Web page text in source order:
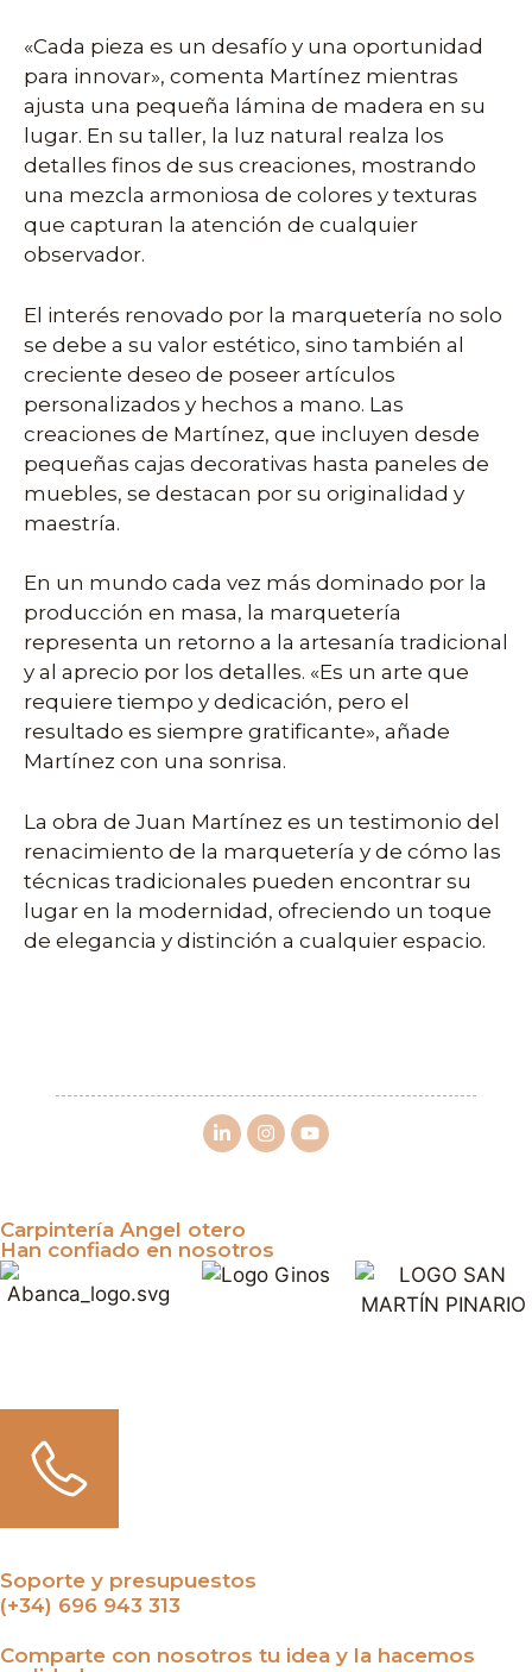
«Cada pieza es un desafío y una oportunidad
para innovar», comenta Martínez mientras
ajusta una pequeña lámina de madera en su
lugar. En su taller, la luz natural realza los
detalles finos de sus creaciones, mostrando
una mezcla armoniosa de colores y texturas
que capturan la atención de cualquier
observador.
El interés renovado por la marquetería no solo
se debe a su valor estético, sino también al
creciente deseo de poseer artículos
personalizados y hechos a mano. Las
creaciones de Martínez, que incluyen desde
pequeñas cajas decorativas hasta paneles de
muebles, se destacan por su originalidad y
maestría.
En un mundo cada vez más dominado por la
producción en masa, la marquetería
representa un retorno a la artesanía tradicional
y al aprecio por los detalles. «Es un arte que
requiere tiempo y dedicación, pero el
resultado es siempre gratificante», añade
Martínez con una sonrisa.
La obra de Juan Martínez es un testimonio del
renacimiento de la marquetería y de cómo las
técnicas tradicionales pueden encontrar su
lugar en la modernidad, ofreciendo un toque
de elegancia y distinción a cualquier espacio.
Carpintería Angel otero
Han confiado en nosotros
Soporte y presupuestos
(+34) 696 943 313
Comparte con nosotros tu idea y la hacemos